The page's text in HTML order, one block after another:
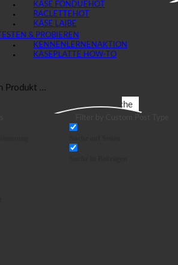
Suche
KÄSE FONDUE
RACLETTE
KÄSE LAIBE
TESTEN & PROBIEREN
KENNENLERNEN
KÄSEPLATTE HOW-TO